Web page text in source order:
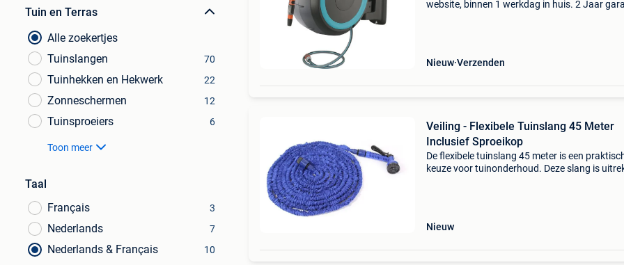
Tuin en Terras
Alle zoekertjes
Tuinslangen
70
Tuinhekken en Hekwerk 22
Zonneschermen 12
Tuinsproeiers 6
Toon meer
Taal
Français
3
Nederlands 7
Nederlands & Français 10
website, binnen 1 werkdag in huis. 2 Jaar
Nieuw Verzenden
Veiling - Flexibele Tuinslang 45 Meter
Inclusief Sproeikop
De flexibele tuinslang 45 meter is een
keuze voor tuinonderhoud. Deze slang is
Nieuw